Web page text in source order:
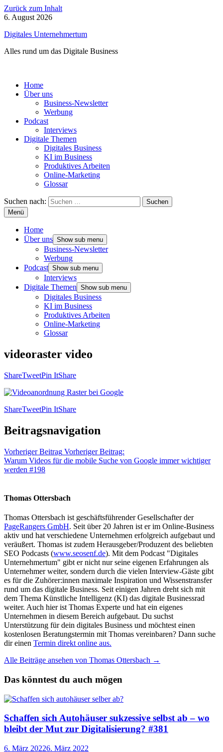
Zurück zum Inhalt
6. August 2026
Digitales Unternehmertum
Alles rund um das Digitale Business
Home
Über uns
Business-Newsletter
Werbung
Podcast
Interviews
Digitale Themen
Digitales Business
KI im Business
Produktives Arbeiten
Online-Marketing
Glossar
Suchen nach:
Menü
Home
Über uns Show sub menu
Business-Newsletter
Werbung
Podcast Show sub menu
Interviews
Digitale Themen Show sub menu
Digitales Business
KI im Business
Produktives Arbeiten
Online-Marketing
Glossar
videoraster video
ShareTweetPin ItShare
ShareTweetPin ItShare
Beitragsnavigation
Vorheriger Beitrag Vorheriger Beitrag:
Warum Videos für die mobile Suche von Google immer wichtiger
werden #198
Thomas Ottersbach
Thomas Ottersbach ist geschäftsführender Gesellschafter der
PageRangers GmbH. Seit über 20 Jahren ist er im Online-Business
aktiv und hat verschiedene Unternehmen erfolgreich aufgebaut und
veräußert. Thomas ist zudem Herausgeber/Produzent des beliebten
SEO Podcasts (www.seosenf.de). Mit dem Podcast "Digitales
Unternehmertum" gibt er nicht nur seine eigenen Erfahrungen als
Unternehmer weiter, sondern durch die vielen Interview-Gäste gibt
es für die Zuhörer:innen maximale Inspiration und Wissenstransfer
rund um das digitale Business. Seit einigen Jahren dreht sich mit
dem Thema Künstliche Intelligenz (KI) das digitale Businessrad
weiter. Auch hier ist Thomas Experte und hat ein eigenes
Unternehmen in diesem Bereich aufgebaut. Du suchst
Unterstützung für dein digitales Business und möchtest einen
kostenlosen Beratungstermin mit Thomas vereinbaren? Dann suche
dir einen Termin direkt online aus.
Alle Beiträge ansehen von Thomas Ottersbach →
Das könntest du auch mögen
Schaffen sich Autohäuser sukzessive selbst ab – wo
bleibt der Mut zur Digitalisierung? #381
6. März 20226. März 2022